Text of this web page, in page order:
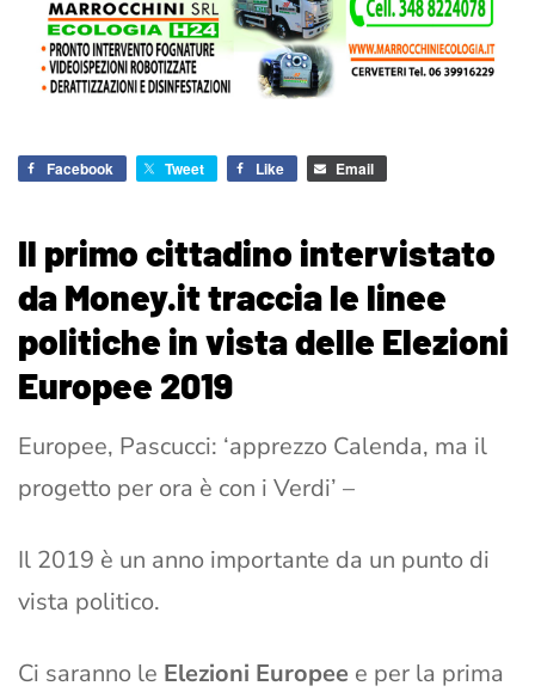
Facebook Tweet Like Email
Il primo cittadino intervistato
da Money.it traccia le linee
politiche in vista delle Elezioni
Europee 2019
Europee, Pascucci: ‘apprezzo Calenda, ma il
progetto per ora è con i Verdi’ –
Il 2019 è un anno importante da un punto di
vista politico.
Ci saranno le Elezioni Europee e per la prima